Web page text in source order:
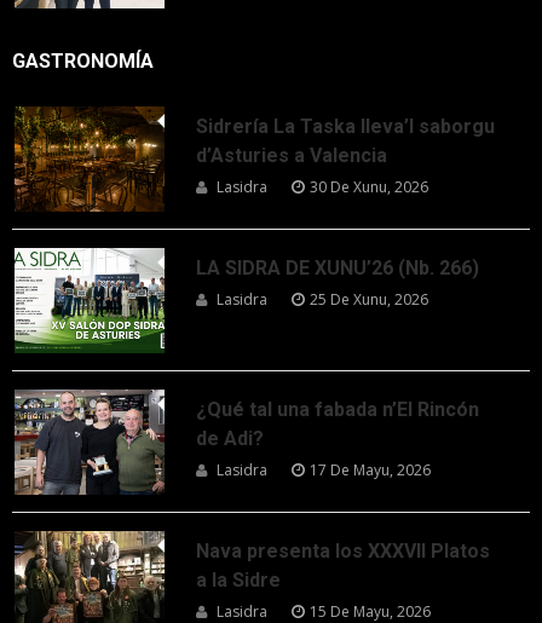
GASTRONOMÍA
Sidrería La Taska lleva’l saborgu
d’Asturies a Valencia
Lasidra 30 De Xunu, 2026
LA SIDRA DE XUNU’26 (Nb. 266)
Lasidra 25 De Xunu, 2026
¿Qué tal una fabada n’El Rincón
de Adi?
Lasidra 17 De Mayu, 2026
Nava presenta los XXXVII Platos
a la Sidre
Lasidra 15 De Mayu, 2026